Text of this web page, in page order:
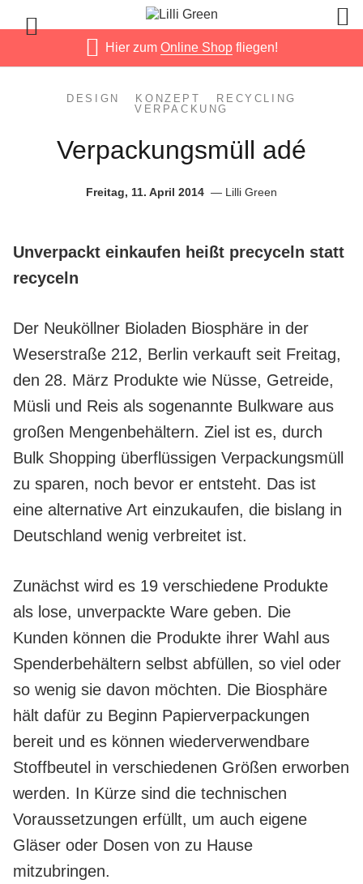
Hier zumOnline Shop fliegen!
DESIGN KONZEPT
RECYCLING
VERPACKUNG
Verpackungsmüll adé
Freitag, 11. April 2014 Lilli Green
Unverpackt einkaufen heißt precyceln statt
recyceln
Der Neuköllner Bioladen Biosphäre in der
Weserstraße 212, Berlin verkauft seit Freitag,
den 28. März Produkte wie Nüsse, Getreide,
Müsli und Reis als sogenannte Bulkware aus
großen Mengenbehältern. Ziel ist es, durch
Bulk Shopping überflüssigen Verpackungsmüll
zu sparen, noch bevor er entsteht. Das ist
eine alternative Art einzukaufen, die bislang in
Deutschland wenig verbreitet ist.
Zunächst wird es 19 verschiedene Produkte
als lose, unverpackte Ware geben. Die
Kunden können die Produkte ihrer Wahl aus
Spenderbehältern selbst abfüllen, so viel oder
so wenig sie davon möchten. Die Biosphäre
hält dafür zu Beginn Papierverpackungen
bereit und es können wiederverwendbare
Stoffbeutel in verschiedenen Größen erworben
werden. In Kürze sind die technischen
Voraussetzungen erfüllt, um auch eigene
Gläser oder Dosen von zu Hause
mitzubringen.